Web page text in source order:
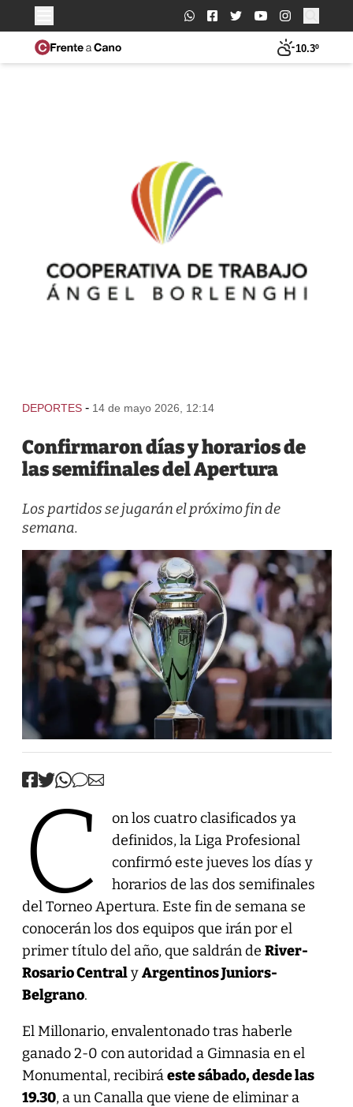
Buscar:
10.3º
DEPORTES - 14 de mayo 2026, 12:14
Confirmaron días y horarios de
las semifinales del Apertura
Los partidos se jugarán el próximo fin de
semana.
C
on los cuatro clasificados ya
definidos, la Liga Profesional
confirmó este jueves los días y
horarios de las dos semifinales
del Torneo Apertura. Este fin de semana se
conocerán los dos equipos que irán por el
primer título del año, que saldrán de River-
Rosario CentralyArgentinos Juniors-
Belgrano.
El Millonario, envalentonado tras haberle
ganado 2-0 con autoridad a Gimnasia en el
Monumental, recibiráeste sábado, desde las
19.30, a un Canalla que viene de eliminar a